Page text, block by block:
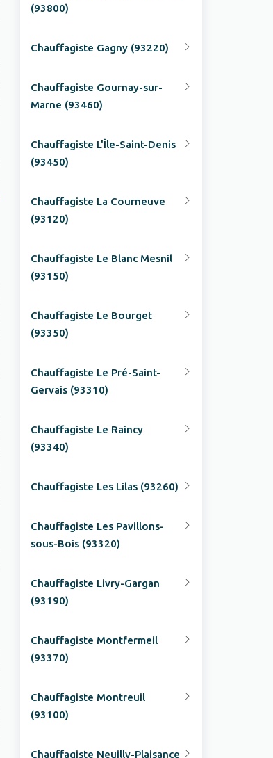
(93800)
Chauffagiste Gagny (93220)
Chauffagiste Gournay-sur-
Marne (93460)
Chauffagiste L'Île-Saint-Denis
(93450)
Chauffagiste La Courneuve
(93120)
Chauffagiste Le Blanc Mesnil
(93150)
Chauffagiste Le Bourget
(93350)
Chauffagiste Le Pré-Saint-
Gervais (93310)
Chauffagiste Le Raincy
(93340)
Chauffagiste Les Lilas (93260)
Chauffagiste Les Pavillons-
sous-Bois (93320)
Chauffagiste Livry-Gargan
(93190)
Chauffagiste Montfermeil
(93370)
Chauffagiste Montreuil
(93100)
Chauffagiste Neuilly-Plaisance